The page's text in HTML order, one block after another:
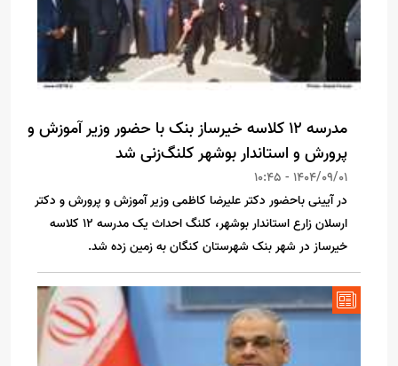
مدرسه ۱۲ کلاسه خیرساز بنک با حضور وزیر آموزش و
پرورش و استاندار بوشهر کلنگ‌زنی شد
1404/09/01 - 10:45
در آیینی باحضور دکتر علیرضا کاظمی وزیر آموزش و پرورش و دکتر
ارسلان زارع استاندار بوشهر، کلنگ احداث یک مدرسه ۱۲ کلاسه
خیرساز در شهر بنک شهرستان کنگان به زمین زده شد.